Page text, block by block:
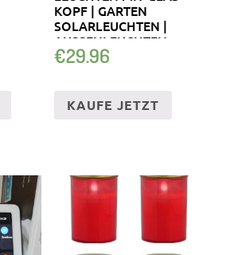
KOPF | GARTEN
SOLARLEUCHTEN |
AUSSENLEUCHTEN
€29.96
KAUFE JETZT